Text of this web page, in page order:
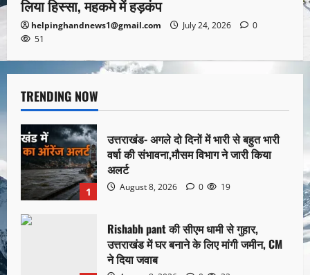
लिया हिस्सा, महकमे में हड़कंप
helpinghandnews1@gmail.com July 24, 2026
0
51
TRENDING NOW
1
उत्तराखंड- अगले दो दिनों में भारी से बहुत भारी
वर्षा की संभावना,मौसम विभाग ने जारी किया
अलर्ट
August 8, 2026 0 19
Rishabh pant की सीएम धामी से गुहार,
उत्तराखंड में घर बनाने के लिए मांगी जमीन, CM
ने दिया जवाब